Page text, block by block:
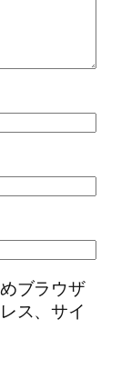
ブラウザ
ス、サイ